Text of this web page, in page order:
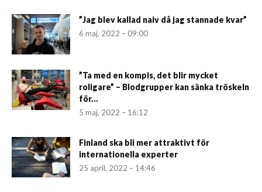
”Jag blev kallad naiv då jag stannade kvar”
6 maj, 2022 – 09:00
”Ta med en kompis, det blir mycket
roligare” – Blodgrupper kan sänka tröskeln
för...
5 maj, 2022 – 16:12
Finland ska bli mer attraktivt för
internationella experter
25 april, 2022 – 14:46